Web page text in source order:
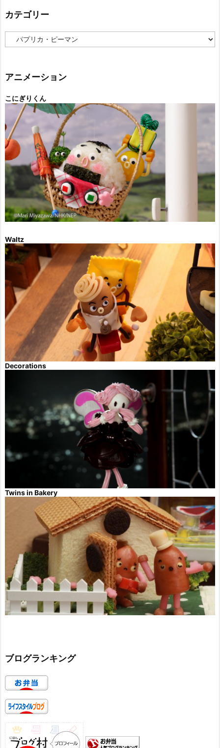
カテゴリー
ー
アニメーション
こにぎりくん
Waltz
Decorations
Twins in Bakery
ブログランキング